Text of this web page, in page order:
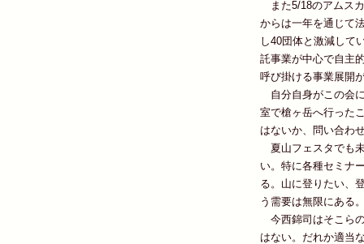
また5/18のアムス
からは一年を通じて
し40団体と激減して
託事業が中心で自主
呼び掛ける事業展開
自分自身がこの会
室で槍ヶ岳へ行った
はないか、問い合わ
夏山フェスタでも
い。特に各種セミナ
る。山に登りたい、
う需要は無限にある
今西錦司はそこら
はない。だれか適当